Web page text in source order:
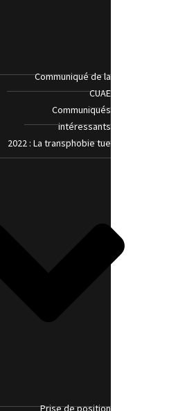
Communiqué de la
CUAE
Communiqués
intéressants
2022 : La transphobie tue
Prise de position